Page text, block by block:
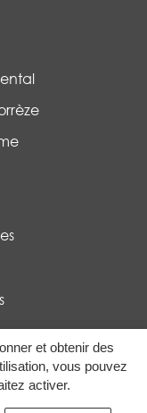
et obtenir des
vous pouvez
activer.